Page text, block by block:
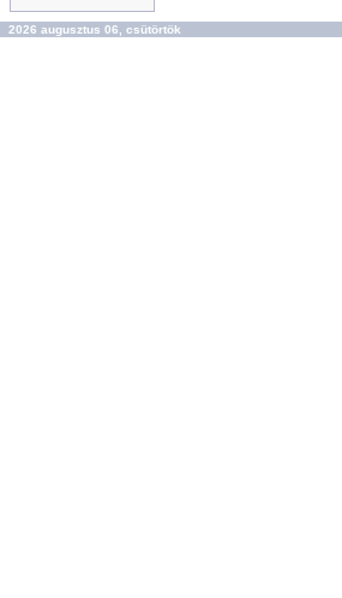
2026 augusztus 06, csütörtök